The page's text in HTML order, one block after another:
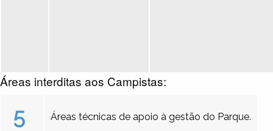
Áreas interditas aos Campistas:
5 Áreas técnicas de apoio à gestão do Parque.